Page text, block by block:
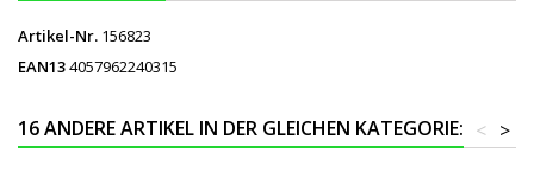
Artikel-Nr. 156823
EAN134057962240315
16 ANDERE ARTIKEL IN DER GLEICHEN KATEGORIE: >
<